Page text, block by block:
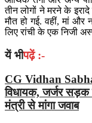
तीन लोगों ने मरने के
मौत हो गई. वहीं, मां और
लिए रांची के एक निजी
यें भीपढ़ें :-
CG Vidhan
विधायक, जर्जर
मंत्री से मांगा जवाब